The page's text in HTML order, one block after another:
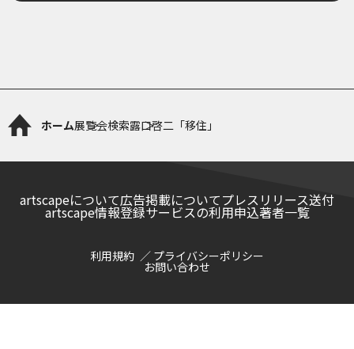
ホーム展覧会検索露口啓二「移住」
artscapeについて広告掲載についてプレスリリース送付
artscape情報登録サービスの利用申込著者一覧
利用規約 プライバシーポリシー
お問い合わせ